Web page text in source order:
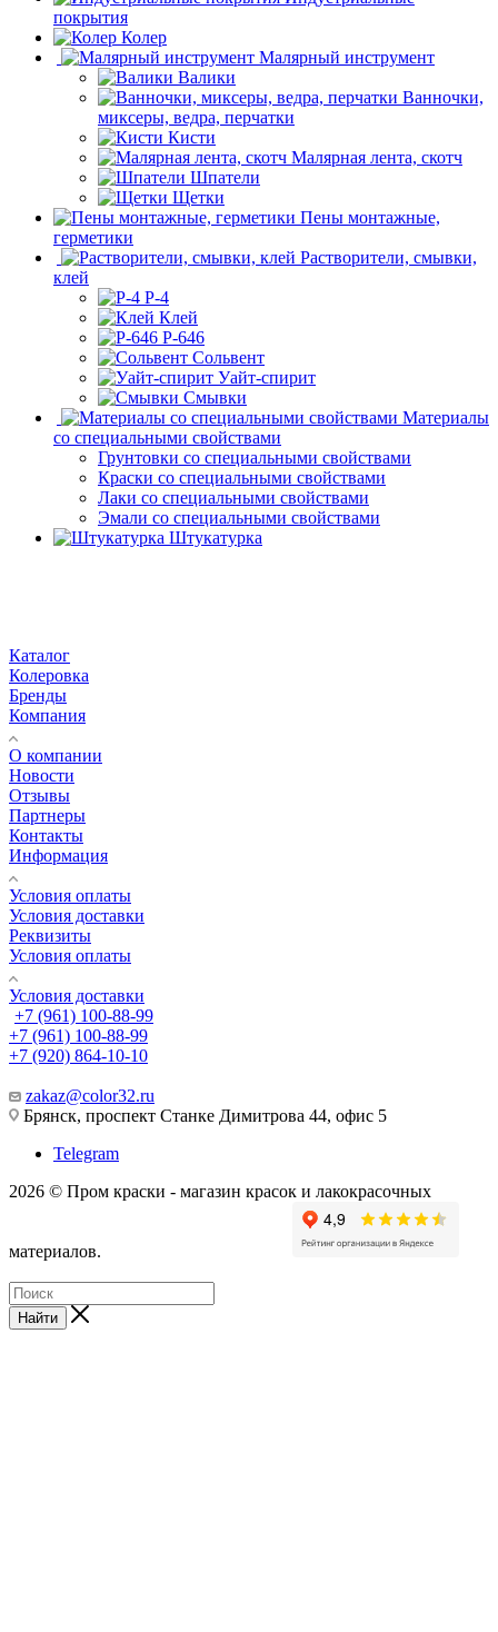
покрытия
Колер
Малярный инструмент
Валики
Ванночки,
миксеры, ведра, перчатки
Кисти
Малярная лента, скотч
Шпатели
Щетки
Пены монтажные,
герметики
Растворители, смывки,
клей
Р-4
Клей
Р-646
Сольвент
Уайт-спирит
Смывки
Материалы
со специальными свойствами
Грунтовки со специальными свойствами
Краски со специальными свойствами
Лаки со специальными свойствами
Эмали со специальными свойствами
Штукатурка
Каталог
Колеровка
Бренды
Компания
О компании
Новости
Отзывы
Партнеры
Контакты
Информация
Условия оплаты
Условия доставки
Реквизиты
Условия оплаты
Условия доставки
+7 (961) 100-88-99
+7 (961) 100-88-99
+7 (920) 864-10-10
zakaz@color32.ru
Брянск, проспект Станке Димитрова 44, офис 5
Telegram
2026 © Пром краски - магазин красок и лакокрасочных
материалов.
Найти